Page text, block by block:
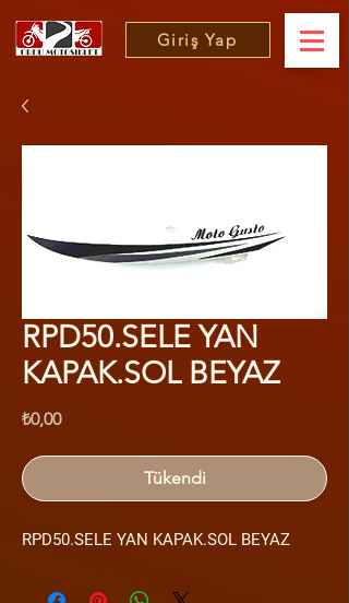
Giriş Yap
RPD50.SELE YAN
KAPAK.SOL BEYAZ
₺0,00Fiyat
Tükendi
RPD50.SELE YAN KAPAK.SOL BEYAZ